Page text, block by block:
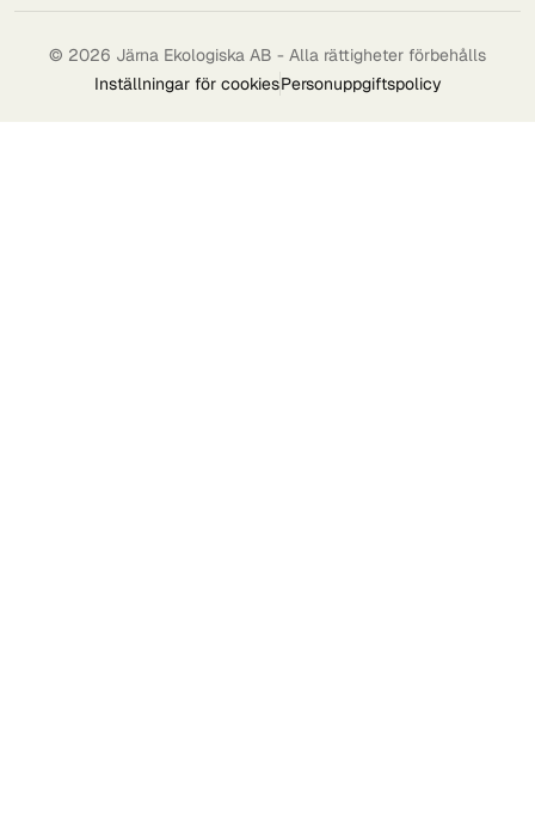
© 2026 Järna Ekologiska AB - Alla rättigheter förbehålls
Inställningar för cookiesPersonuppgiftspolicy